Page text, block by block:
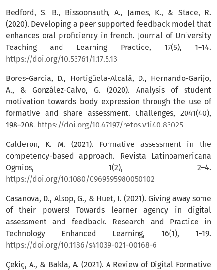
Bedford, S. B., Bissoonauth, A., James, K., & Stace, R.
(2020). Developing a peer supported feedback model that
enhances oral proficiency in french. Journal of University
Teaching and Learning Practice, 17(5), 1–14.
https://doi.org/10.53761/1.17.5.13
Bores-García, D., Hortigüela-Alcalá, D., Hernando-Garijo,
A., & González-Calvo, G. (2020). Analysis of student
motivation towards body expression through the use of
formative and share assessment. Challenges, 2041(40),
198–208. https://doi.org/10.47197/retos.v1i40.83025
Calderon, K. M. (2021). Formative assessment in the
competency-based approach. Revista Latinoamericana
Ogmios, 1(2), 2–4.
https://doi.org/10.1080/0969595980050102
Casanova, D., Alsop, G., & Huet, I. (2021). Giving away some
of their powers! Towards learner agency in digital
assessment and feedback. Research and Practice in
Technology Enhanced Learning, 16(1), 1–19.
https://doi.org/10.1186/s41039-021-00168-6
Çekiç, A., & Bakla, A. (2021). A Review of Digital Formative